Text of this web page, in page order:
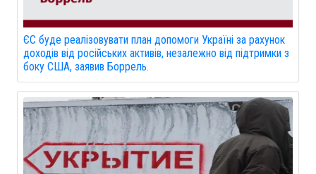
ЄС буде реалізовувати план допомоги Україні за рахунок
доходів від російських активів, незалежно від підтримки з
боку США, заявив Боррель.